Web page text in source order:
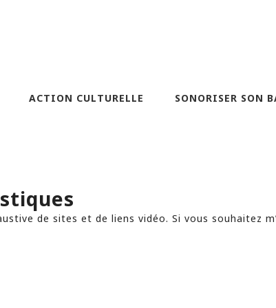
ACTION CULTURELLE SONORISER SON
de sites et de liens vidéo. Si vous souhaitez